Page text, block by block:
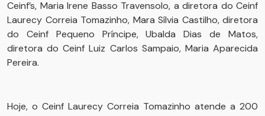
Ceinf’s, Maria Irene Basso Travensolo, a diretora do Ceinf
Laurecy Correia Tomazinho, Mara Sílvia Castilho, diretora
do Ceinf Pequeno Príncipe, Ubalda Dias de Matos,
diretora do Ceinf Luiz Carlos Sampaio, Maria Aparecida
Pereira.
Hoje, o Ceinf Laurecy Correia Tomazinho atende a 200